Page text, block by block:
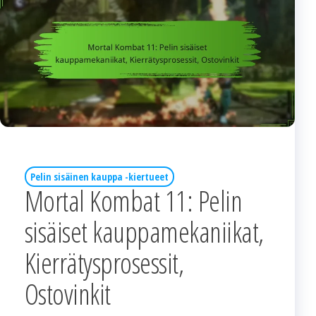
Pelin sisäinen kauppa -kiertueet
Mortal Kombat 11: Pelin
sisäiset kauppamekaniikat,
Kierrätysprosessit,
Ostovinkit